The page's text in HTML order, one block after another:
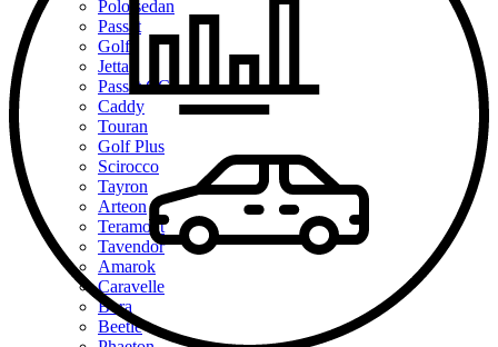
Polo sedan
Passat
Golf
Jetta
Passat CC
Caddy
Touran
Golf Plus
Scirocco
Tayron
Arteon
Teramont
Tavendor
Amarok
Caravelle
Bora
Beetle